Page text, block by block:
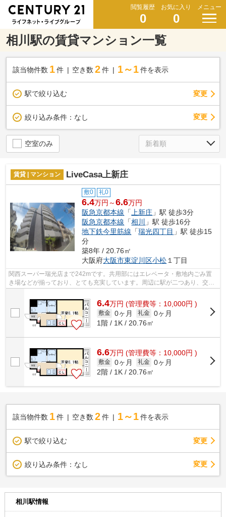
閲覧履歴
0
お気に入り
0
メニュー
相川駅の賃貸マンション一覧
該当物件数 1件 空き数 2 件 1～1 件を表示
駅で絞り込む 変更
絞り込み条件： なし 変更
空室のみ
賃貸 | マンション LiveCasa上新庄
敷0 礼0
6.4万円～6.6万円
阪急京都本線 「上新庄 」駅 徒歩3分
阪急京都本線 「相川
」駅 徒歩16分
地下鉄今里筋線 「瑞光四丁目 」駅 徒歩15
分
築8年 / 20.76㎡
大阪府大阪市東淀川区小松１丁目
関西スーパー瑞光店まで242mです。共用部にはエレベータ・敷地内ごみ置
き場などが揃っており、とても充実しています。周辺に駅が二つあり、交通
6.4万円 (管理費等：10,000円 )
敷金 0ヶ月 礼金 0ヶ月
1階 / 1K / 20.76㎡
6.6万円 (管理費等：10,000円 )
敷金 0ヶ月 礼金 0ヶ月
2階 / 1K / 20.76㎡
該当物件数 1件 空き数 2 件 1～1 件を表示
駅で絞り込む 変更
絞り込み条件： なし 変更
相川駅情報